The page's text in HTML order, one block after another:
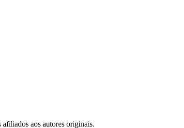
aos autores originais.